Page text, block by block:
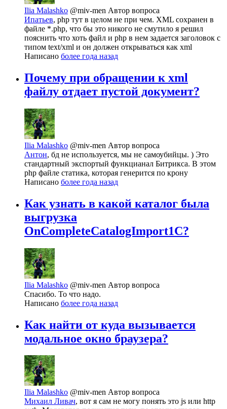
Ilia Malashko @miv-men Автор вопроса
Ипатьев, php тут в целом не при чем. XML сохранен в
файле *.php, что бы это никого не смутило я решил
пояснить что хоть файл и php в нем задается заголовок с
типом text/xml и он должен открываться как xml
Написано более года назад
Почему при обращении к xml
файлу отдает пустой документ?
Ilia Malashko @miv-men Автор вопроса
Антон, бд не используется, мы не самоубийцы. ) Это
стандартный экспортый функцианал Битрикса. В этом
php файле статика, которая генерится по крону
Написано более года назад
Как узнать в какой каталог была
выгрузка
OnCompleteCatalogImport1C?
Ilia Malashko @miv-men Автор вопроса
Спасибо. То что надо.
Написано более года назад
Как найти от куда вызывается
модальное окно браузера?
Ilia Malashko @miv-men Автор вопроса
Михаил Ливач, вот я сам не могу понять это js или http